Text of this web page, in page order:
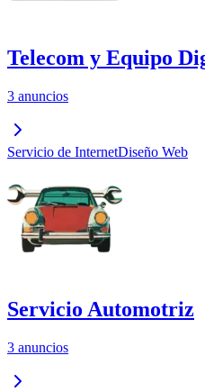
Telecom y Equipo
3 anuncios
Servicio de InternetDiseño Web
Servicio Automotriz
3 anuncios